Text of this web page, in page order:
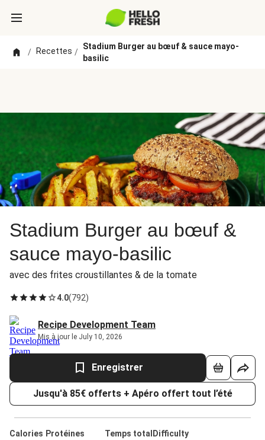
/ Recettes /
Stadium Burger au bœuf & sauce mayo-
basilic
Stadium Burger au bœuf &
sauce mayo-basilic
avec des frites croustillantes & de la tomate
4.0(792)
Recipe Development Team
Mis à jour le July 10, 2026
Enregistrer
Jusqu'à 85€ offerts + Apéro offert tout l’été
Calories Protéines
Temps total Difficulty